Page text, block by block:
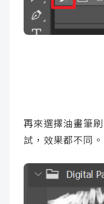
再來選擇油畫筆
試，效果都不同。